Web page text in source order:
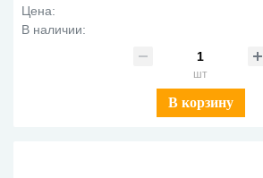
Цена:
В наличии:
шт
В корзину